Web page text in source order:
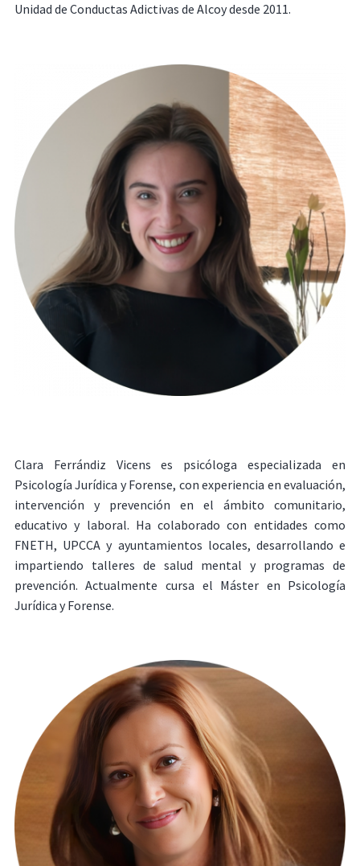
Unidad de Conductas Adictivas de Alcoy desde 2011.
Clara Ferrándiz Vicens es psicóloga especializada en
Psicología Jurídica y Forense, con experiencia en evaluación,
intervención y prevención en el ámbito comunitario,
educativo y laboral. Ha colaborado con entidades como
FNETH, UPCCA y ayuntamientos locales, desarrollando e
impartiendo talleres de salud mental y programas de
prevención. Actualmente cursa el Máster en Psicología
Jurídica y Forense.